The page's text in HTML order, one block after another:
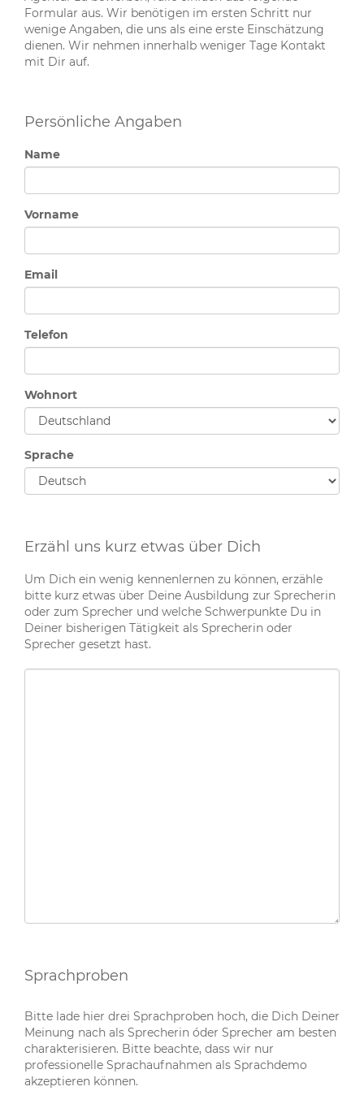
Formular aus. Wir benötigen im ersten Schritt nur
wenige Angaben, die uns als eine erste Einschätzung
dienen. Wir nehmen innerhalb weniger Tage Kontakt
mit Dir auf.
Persönliche Angaben
Name
Vorname
Email
Telefon
Wohnort
Sprache
Erzähl uns kurz etwas über Dich
Um Dich ein wenig kennenlernen zu können, erzähle
bitte kurz etwas über Deine Ausbildung zur Sprecherin
oder zum Sprecher und welche Schwerpunkte Du in
Deiner bisherigen Tätigkeit als Sprecherin oder
Sprecher gesetzt hast.
Sprachproben
Bitte lade hier drei Sprachproben hoch, die Dich Deiner
Meinung nach als Sprecherin óder Sprecher am besten
charakterisieren. Bitte beachte, dass wir nur
professionelle Sprachaufnahmen als Sprachdemo
akzeptieren können.